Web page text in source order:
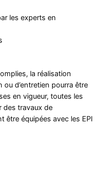
les experts en
la réalisation
d’entretien pourra être
en vigueur, toutes les
des travaux de
être équipées avec les EPI